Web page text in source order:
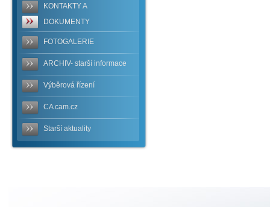
KONTAKTY A
DOKUMENTY
FOTOGALERIE
ARCHIV- starší informace
Výběrová řízení
CA cam.cz
Starší aktuality